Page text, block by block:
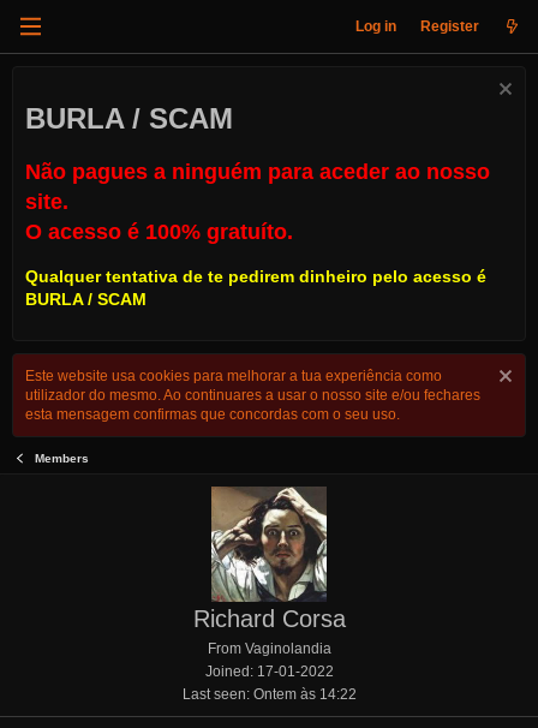
Log in Register
BURLA / SCAM
Não pagues a ninguém para aceder ao nosso
site.
O acesso é 100% gratuíto.
Qualquer tentativa de te pedirem dinheiro pelo acesso é
BURLA / SCAM
Este website usa cookies para melhorar a tua experiência como
utilizador do mesmo. Ao continuares a usar o nosso site e/ou fechares
esta mensagem confirmas que concordas com o seu uso.
Members
Richard Corsa
From Vaginolandia
Joined
17-01-2022
Last seen Ontem às 14:22